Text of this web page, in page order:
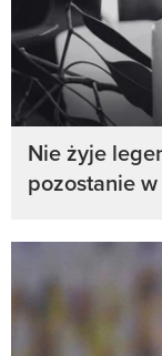
Nie żyje
pozostanie